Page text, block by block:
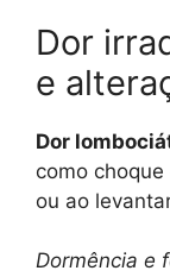
Dor
e
Dor
como
ou ao
Dormência e